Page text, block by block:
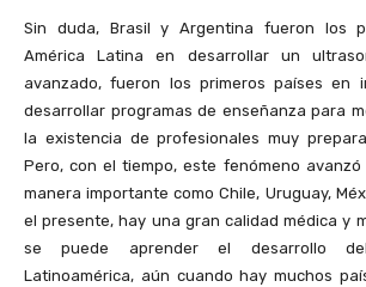
Sin duda, Brasil y Argentina fueron los
América Latina en desarrollar un
avanzado, fueron los primeros países en
desarrollar programas de enseñanza para
la existencia de profesionales muy
Pero, con el tiempo, este fenómeno
manera importante como Chile, Uruguay,
el presente, hay una gran calidad médica y
se puede aprender el desarrollo
Latinoamérica, aún cuando hay muchos